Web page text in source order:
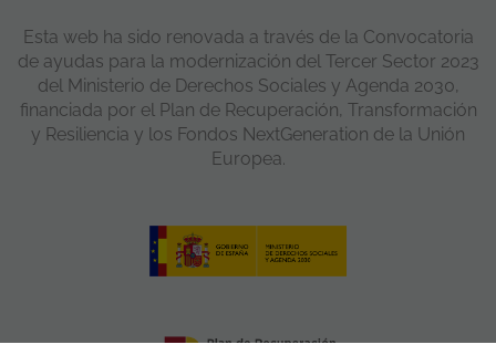
Esta web ha sido renovada a través de la Convocatoria
de ayudas para la modernización del Tercer Sector 2023
del Ministerio de Derechos Sociales y Agenda 2030,
financiada por el Plan de Recuperación, Transformación
y Resiliencia y los Fondos NextGeneration de la Unión
Europea.